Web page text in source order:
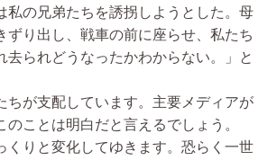
私の兄弟たちを誘拐しようとした。母
り出し、戦車の前に座らせ、私たち
られどうなったかわからない。」と
が支配しています。主要メディアが
ことは明白だと言えるでしょう。
りと変化してゆきます。恐らく一世